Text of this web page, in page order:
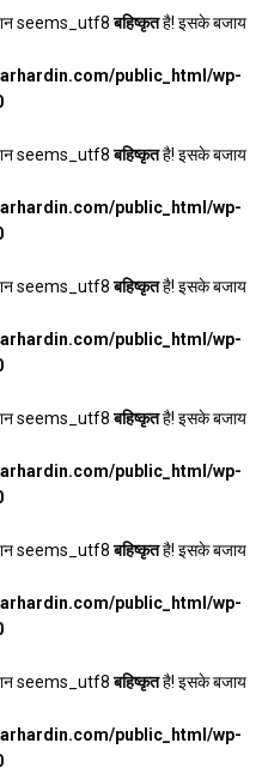
seems_utf8बहिष्कृतहै! इसके बजाय
public_html/wp-
seems_utf8बहिष्कृतहै! इसके बजाय
public_html/wp-
seems_utf8बहिष्कृतहै! इसके बजाय
public_html/wp-
seems_utf8बहिष्कृतहै! इसके बजाय
public_html/wp-
seems_utf8बहिष्कृतहै! इसके बजाय
public_html/wp-
seems_utf8बहिष्कृतहै! इसके बजाय
public_html/wp-